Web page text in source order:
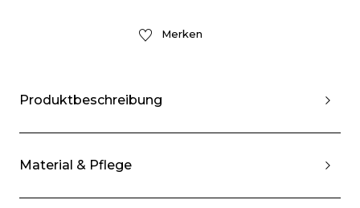
Merken
Produktbeschreibung
Material & Pflege